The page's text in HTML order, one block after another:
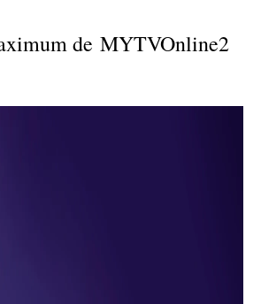
de MYTVOnline2